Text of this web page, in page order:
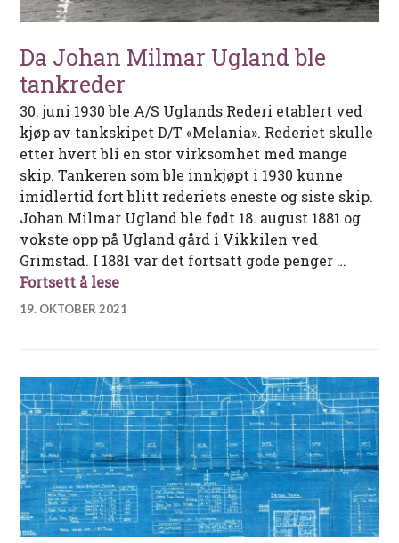
Da Johan Milmar Ugland ble
tankreder
30. juni 1930 ble A/S Uglands Rederi etablert ved
kjøp av tankskipet D/T «Melania». Rederiet skulle
etter hvert bli en stor virksomhet med mange
skip. Tankeren som ble innkjøpt i 1930 kunne
imidlertid fort blitt rederiets eneste og siste skip.
Johan Milmar Ugland ble født 18. august 1881 og
vokste opp på Ugland gård i Vikkilen ved
Grimstad. I 1881 var det fortsatt gode penger …
Fortsett å leseDa Johan Milmar Ugland ble tankreder
19. OKTOBER 2021